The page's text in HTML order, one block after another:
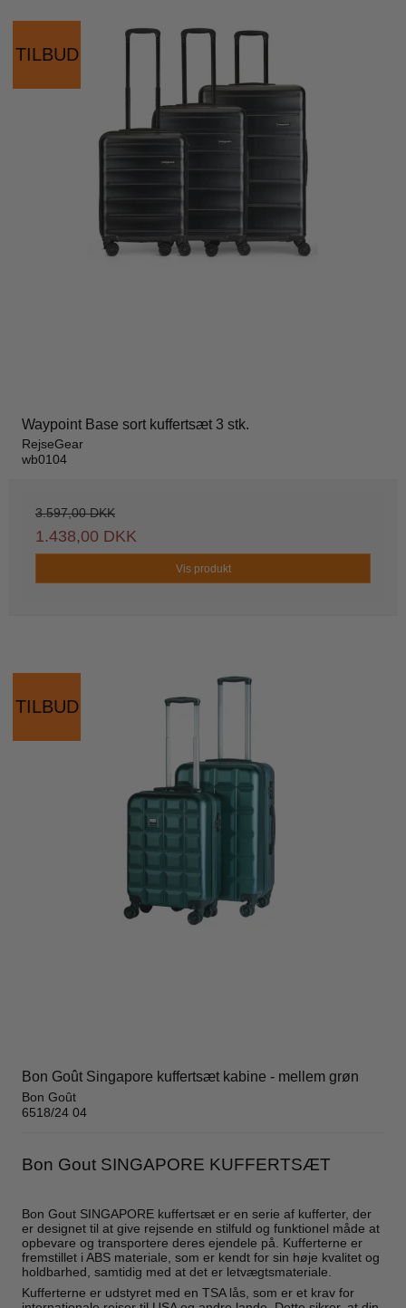
TILBUD
Waypoint Base sort kuffertsæt 3 stk.
RejseGear
wb0104
3.597,00 DKK
1.438,00 DKK
Vis produkt
TILBUD
Bon Goût Singapore kuffertsæt kabine - mellem grøn
Bon Goût
6518/24 04
Bon Gout SINGAPORE KUFFERTSÆT
Bon Gout SINGAPORE kuffertsæt er en serie af kufferter, der
er designet til at give rejsende en stilfuld og funktionel måde at
opbevare og transportere deres ejendele på. Kufferterne er
fremstillet i ABS materiale, som er kendt for sin høje kvalitet og
holdbarhed, samtidig med at det er letvægtsmateriale.
Kufferterne er udstyret med en TSA lås, som er et krav for